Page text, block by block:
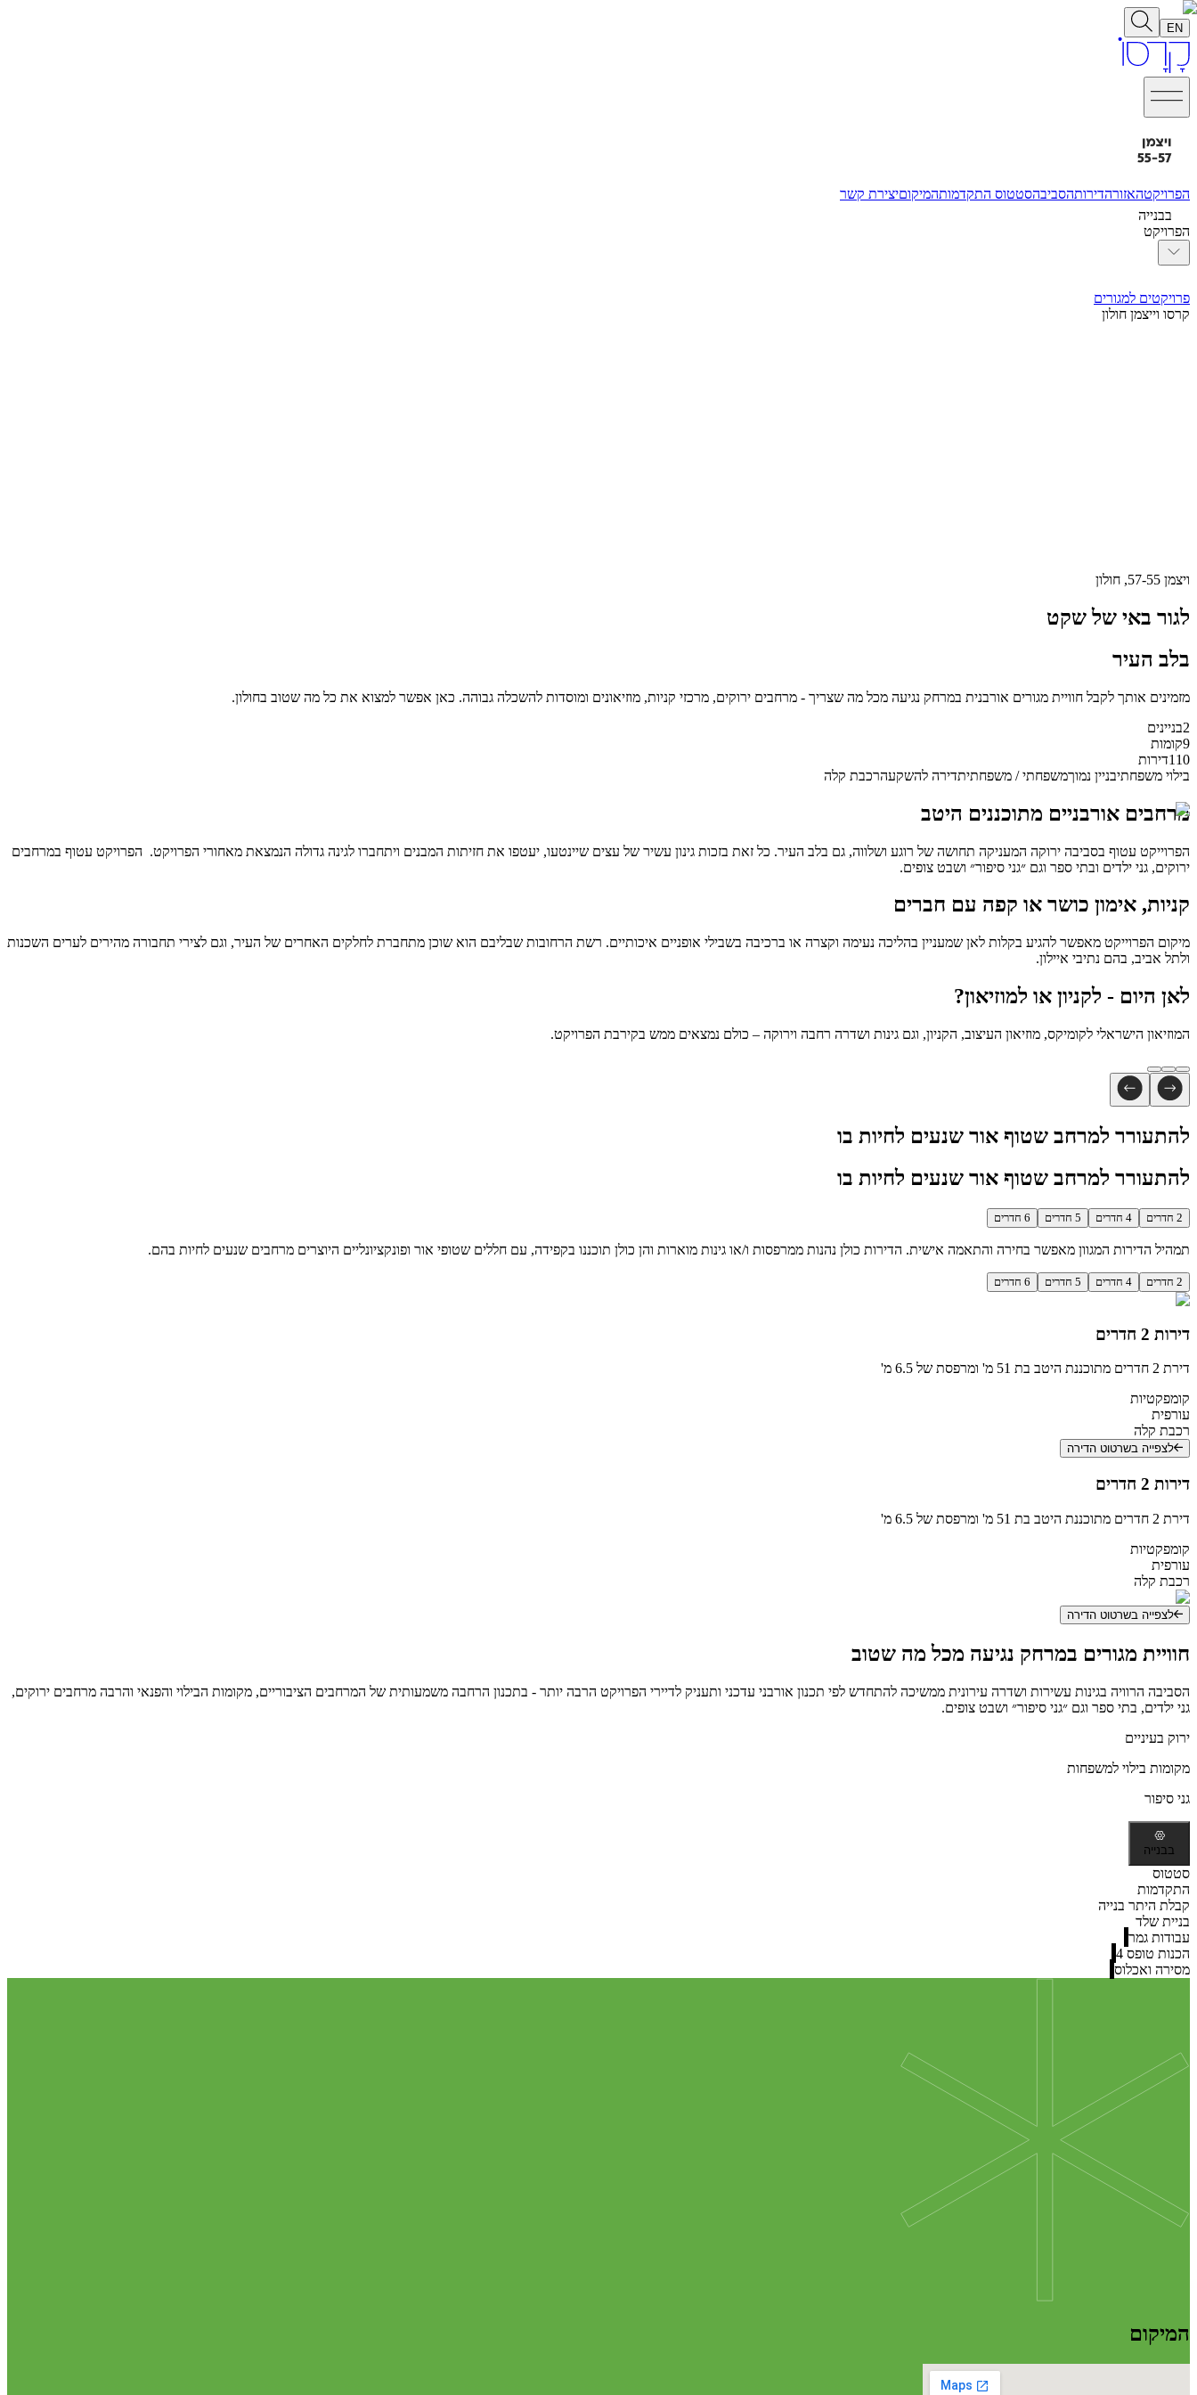
EN
הפרויקטהאזורהדירותהסביבהסטטוס התקדמותהמיקוםיצירת קשר
בבנייה
הפרויקט
פרויקטים למגורים
קרסו וייצמן חולון
ויצמן 57-55, חולון
לגור באי של שקט
בלב העיר
מזמינים אותך לקבל חוויית מגורים אורבנית במרחק נגיעה מכל מה שצריך - מרחבים ירוקים, מרכזי קניות, מוזיאונים ומוסדות להשכלה גבוהה. כאן אפשר למצוא את כל מה שטוב בחולון.
2בניינים
9קומות
110דירות
בילוי משפחתיבניין נמוךמשפחתי / משפחתיתדירה להשקעהרכבת קלה
מרחבים אורבניים מתוכננים היטב
הפרוייקט עטוף בסביבה ירוקה המעניקה תחושה של רוגע ושלווה, גם בלב העיר. כל זאת בזכות גינון עשיר של עצים שיינטעו, יעטפו את חזיתות המבנים ויתחברו לגינה גדולה הנמצאת מאחורי הפרויקט. הפרויקט עטוף במרחבים
ירוקים, גני ילדים ובתי ספר וגם ״גני סיפור״ ושבט צופים.
קניות, אימון כושר או קפה עם חברים
מיקום הפרוייקט מאפשר להגיע בקלות לאן שמעניין בהליכה נעימה וקצרה או ברכיבה בשבילי אופניים איכותיים. רשת הרחובות שבליבם הוא שוכן מתחברת לחלקים האחרים של העיר, וגם לצירי תחבורה מהירים לערים השכנות
ולתל אביב, בהם נתיבי איילון.
לאן היום - לקניון או למוזיאון?
המוזיאון הישראלי לקומיקס, מוזיאון העיצוב, הקניון, וגם גינות ושדרה רחבה וירוקה – כולם נמצאים ממש בקירבת הפרויקט.
להתעורר למרחב שטוף אור שנעים לחיות בו
להתעורר למרחב שטוף אור שנעים לחיות בו
2 חדרים 4 חדרים 5 חדרים 6 חדרים
תמהיל הדירות המגוון מאפשר בחירה והתאמה אישית. הדירות כולן נהנות ממרפסות ו/או גינות מוארות והן כולן תוכננו בקפידה, עם חללים שטופי אור ופונקציונליים היוצרים מרחבים שנעים לחיות בהם.
2 חדרים 4 חדרים 5 חדרים 6 חדרים
דירות 2 חדרים
דירת 2 חדרים מתוכננת היטב בת 51 מ' ומרפסת של 6.5 מ'
קומפקטיות
עורפית
רכבת קלה
לצפייה בשרטוט הדירה
דירות 2 חדרים
דירת 2 חדרים מתוכננת היטב בת 51 מ' ומרפסת של 6.5 מ'
קומפקטיות
עורפית
רכבת קלה
לצפייה בשרטוט הדירה
חוויית מגורים במרחק נגיעה מכל מה שטוב
הסביבה הרוויה בגינות עשירות ושדרה עירונית ממשיכה להתחדש לפי תכנון אורבני עדכני ותעניק לדיירי הפרויקט הרבה יותר - בתכנון הרחבה משמעותית של המרחבים הציבוריים, מקומות הבילוי והפנאי והרבה מרחבים ירוקים,
גני ילדים, בתי ספר וגם ״גני סיפור״ ושבט צופים.
ירוק בעיניים
מקומות בילוי למשפחות
גני סיפור
בבנייה
סטטוס
התקדמות
קבלת היתר בנייה
בניית שלד
עבודות גמר
הכנות טופס 4
מסירה ואכלוס
המיקום